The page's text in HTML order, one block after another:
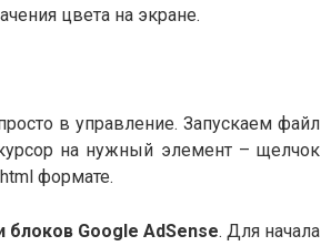
цвета на экране.
в управление. Запускаем файл
на нужный элемент – щелчок
формате.
блоков Google AdSense. Для начала